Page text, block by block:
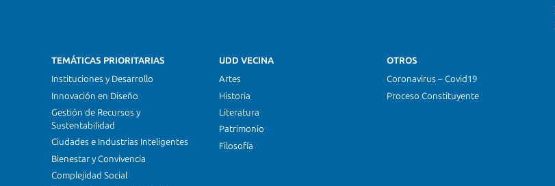
TEMÁTICAS PRIORITARIAS
Instituciones y Desarrollo
Innovación en Diseño
Gestión de Recursos y
Sustentabilidad
Ciudades e Industrias Inteligentes
Bienestar y Convivencia
Complejidad Social
UDD VECINA
Artes
Historia
Literatura
Patrimonio
Filosofía
OTROS
Coronavirus – Covid19
Proceso Constituyente